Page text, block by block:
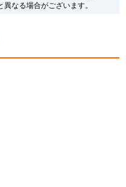
なる場合がございます。